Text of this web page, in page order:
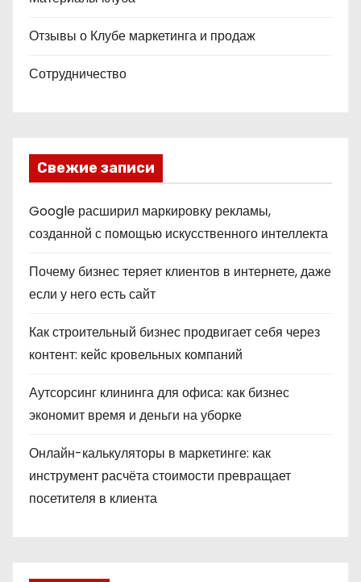
Отзывы о Клубе маркетинга и продаж
Сотрудничество
Свежие записи
Google расширил маркировку рекламы,
созданной с помощью искусственного интеллекта
Почему бизнес теряет клиентов в интернете, даже
если у него есть сайт
Как строительный бизнес продвигает себя через
контент: кейс кровельных компаний
Аутсорсинг клининга для офиса: как бизнес
экономит время и деньги на уборке
Онлайн-калькуляторы в маркетинге: как
инструмент расчёта стоимости превращает
посетителя в клиента